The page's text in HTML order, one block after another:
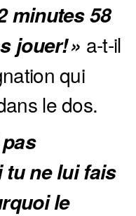
minutes 58
jouer! » a-t-il
qui
le dos.
tu ne lui fais
le